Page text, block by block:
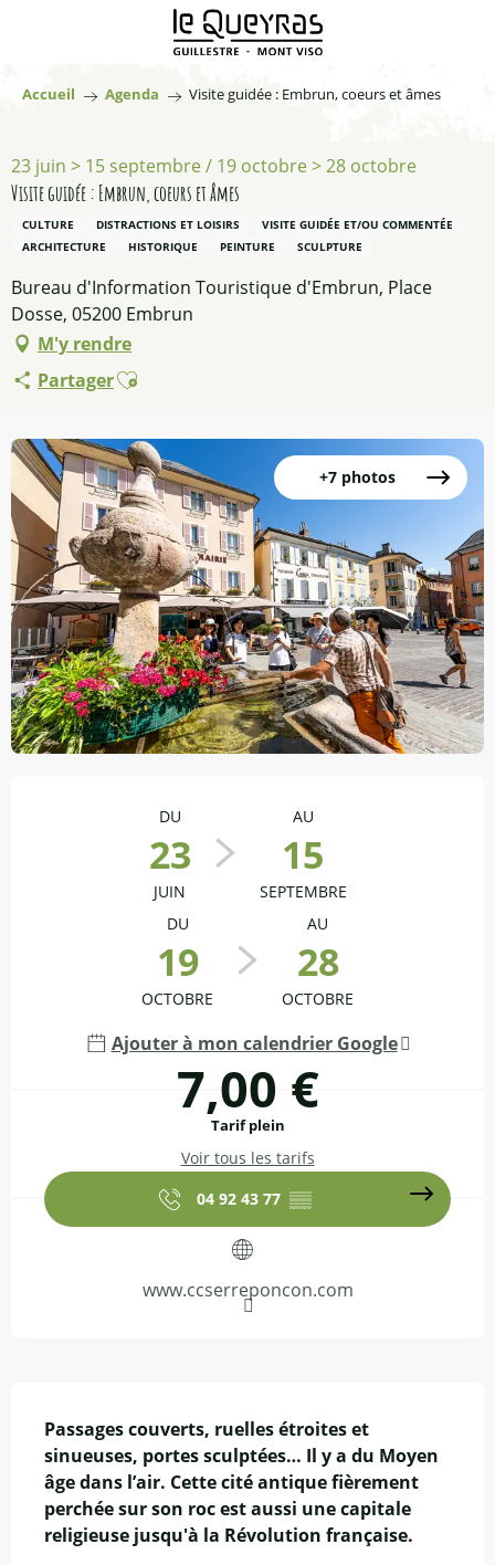
principal
Accueil Agenda Visite guidée : Embrun, coeurs et âmes
23 juin > 15 septembre / 19 octobre > 28 octobre
Visite guidée : Embrun, coeurs et âmes
CULTURE DISTRACTIONS ET LOISIRS
VISITE GUIDÉE ET/OU COMMENTÉE
ARCHITECTURE
HISTORIQUE PEINTURE SCULPTURE
Bureau d'Information Touristique d'Embrun, Place
Dosse, 05200 Embrun
M'y rendre
PartagerAjouter aux favoris
+7 photos
DU
23
JUIN
AU
15
SEPTEMBRE
DU
19
OCTOBRE
AU
28
OCTOBRE
Ajouter à mon calendrier Google
7,00 €
Tarif plein
Voir tous les tarifs
04 92 43 77 ▒▒
www.ccserreponcon.com
Passages couverts, ruelles étroites et
sinueuses, portes sculptées… Il y a du Moyen
âge dans l’air. Cette cité antique fièrement
perchée sur son roc est aussi une capitale
religieuse jusqu'à la Révolution française.